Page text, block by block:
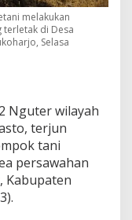
melakukan
terletak di Desa
Selasa
Nguter wilayah
terjun
tani
persawahan
Kabupaten